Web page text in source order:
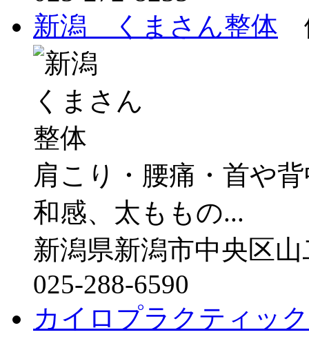
新潟 くまさん整体
肩こり・腰痛・首や
和感、太ももの...
新潟県新潟市中央区
025-288-6590
カイロプラクティッ